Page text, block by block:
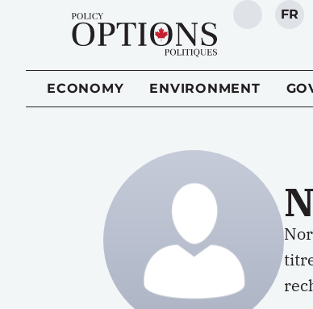
SEARCH
FR
ECONOMY ENVIRONMENT